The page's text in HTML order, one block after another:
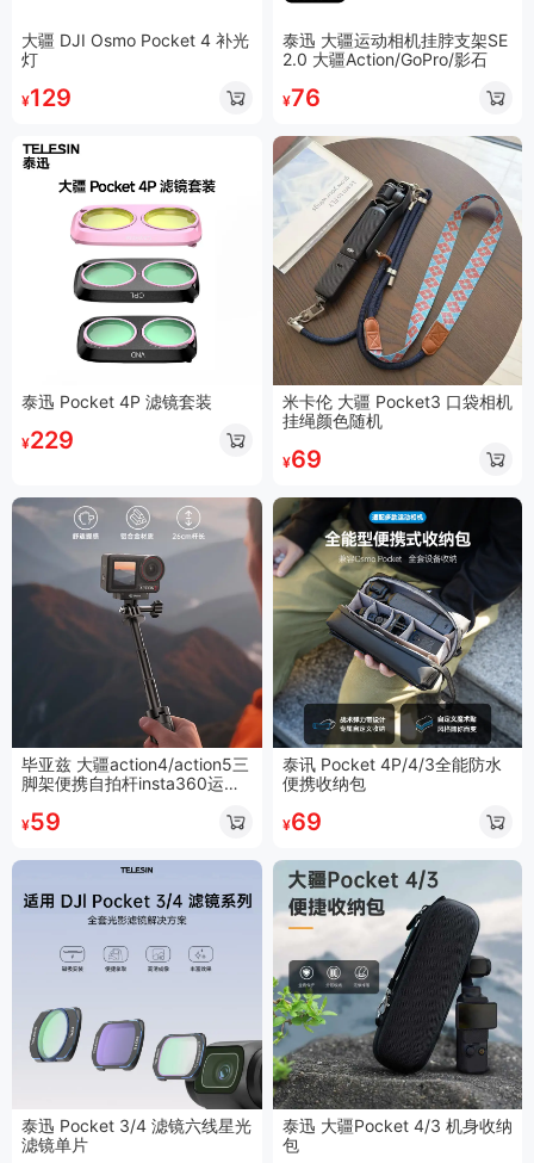
大疆 DJI Osmo Pocket 4 补光
灯
¥129
泰迅 大疆运动相机挂脖支架SE
2.0 大疆Action/GoPro/影石
¥76
泰迅 Pocket 4P 滤镜套装
¥229
米卡伦 大疆 Pocket3 口袋相机
挂绳颜色随机
¥69
毕亚兹 大疆action4/action5三
脚架便携自拍杆insta360运动
S24
¥59
泰讯 Pocket 4P/4/3全能防水
便携收纳包
¥69
泰迅 Pocket 3/4 滤镜六线星光
滤镜单片
泰迅 大疆Pocket 4/3 机身收纳
包